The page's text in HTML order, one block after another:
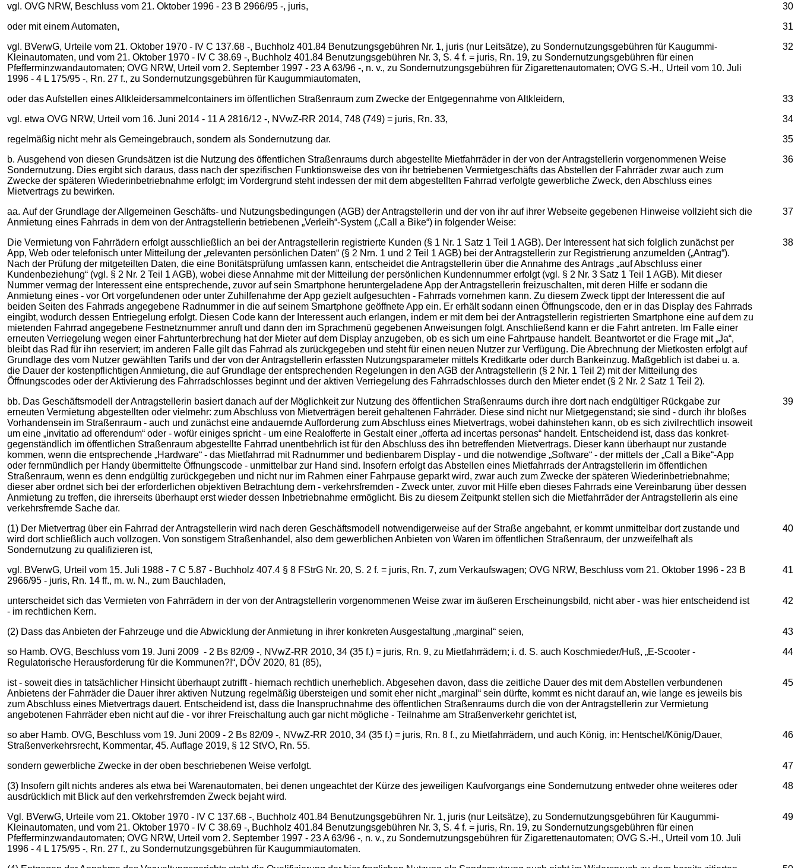
30
vgl. OVG NRW, Beschluss vom 21. Oktober 1996 ‑ 23 B 2966/95 -, juris,
31
oder mit einem Automaten,
32
vgl. BVerwG, Urteile vom 21. Oktober 1970 - IV C 137.68 -, Buchholz 401.84 Benutzungsgebühren Nr. 1, juris (nur Leitsätze), zu Sondernutzungsgebühren für Kaugummi-
Kleinautomaten, und vom 21. Oktober 1970 - IV C 38.69 -, Buchholz 401.84 Benutzungsgebühren Nr. 3, S. 4 f. = juris, Rn. 19, zu Sondernutzungsgebühren für einen
Pfefferminzwandautomaten; OVG NRW, Urteil vom 2. September 1997 ‑ 23 A 63/96 -, n. v., zu Sondernutzungsgebühren für Zigarettenautomaten; OVG S.-H., Urteil vom 10. Juli
1996 - 4 L 175/95 -, Rn. 27 f., zu Sondernutzungsgebühren für Kaugummiautomaten,
33
oder das Aufstellen eines Altkleidersammelcontainers im öffentlichen Straßenraum zum Zwecke der Entgegennahme von Altkleidern,
34
vgl. etwa OVG NRW, Urteil vom 16. Juni 2014 - 11 A 2816/12 -, NVwZ-RR 2014, 748 (749) = juris, Rn. 33,
35
regelmäßig nicht mehr als Gemeingebrauch, sondern als Sondernutzung dar.
36
b. Ausgehend von diesen Grundsätzen ist die Nutzung des öffentlichen Straßenraums durch abgestellte Mietfahrräder in der von der Antragstellerin vorgenommenen Weise
Sondernutzung. Dies ergibt sich daraus, dass nach der spezifischen Funktionsweise des von ihr betriebenen Vermietgeschäfts das Abstellen der Fahrräder zwar auch zum
Zwecke der späteren Wiederinbetriebnahme erfolgt; im Vordergrund steht indessen der mit dem abgestellten Fahrrad verfolgte gewerbliche Zweck, den Abschluss eines
Mietvertrags zu bewirken.
37
aa. Auf der Grundlage der Allgemeinen Geschäfts- und Nutzungsbedingungen (AGB) der Antragstellerin und der von ihr auf ihrer Webseite gegebenen Hinweise vollzieht sich die
Anmietung eines Fahrrads in dem von der Antragstellerin betriebenen „Verleih“-System („Call a Bike“) in folgender Weise:
38
Die Vermietung von Fahrrädern erfolgt ausschließlich an bei der Antragstellerin registrierte Kunden (§ 1 Nr. 1 Satz 1 Teil 1 AGB). Der Interessent hat sich folglich zunächst per
App, Web oder telefonisch unter Mitteilung der „relevanten persönlichen Daten“ (§ 2 Nrn. 1 und 2 Teil 1 AGB) bei der Antragstellerin zur Registrierung anzumelden („Antrag“).
Nach der Prüfung der mitgeteilten Daten, die eine Bonitätsprüfung umfassen kann, entscheidet die Antragstellerin über die Annahme des Antrags „auf Abschluss einer
Kundenbeziehung“ (vgl. § 2 Nr. 2 Teil 1 AGB), wobei diese Annahme mit der Mitteilung der persönlichen Kundennummer erfolgt (vgl. § 2 Nr. 3 Satz 1 Teil 1 AGB). Mit dieser
Nummer vermag der Interessent eine entsprechende, zuvor auf sein Smartphone heruntergeladene App der Antragstellerin freizuschalten, mit deren Hilfe er sodann die
Anmietung eines - vor Ort vorgefundenen oder unter Zuhilfenahme der App gezielt aufgesuchten - Fahrrads vornehmen kann. Zu diesem Zweck tippt der Interessent die auf
beiden Seiten des Fahrrads angegebene Radnummer in die auf seinem Smartphone geöffnete App ein. Er erhält sodann einen Öffnungscode, den er in das Display des Fahrrads
eingibt, wodurch dessen Entriegelung erfolgt. Diesen Code kann der Interessent auch erlangen, indem er mit dem bei der Antragstellerin registrierten Smartphone eine auf dem zu
mietenden Fahrrad angegebene Festnetznummer anruft und dann den im Sprachmenü gegebenen Anweisungen folgt. Anschließend kann er die Fahrt antreten. Im Falle einer
erneuten Verriegelung wegen einer Fahrtunterbrechung hat der Mieter auf dem Display anzugeben, ob es sich um eine Fahrtpause handelt. Beantwortet er die Frage mit „Ja“,
bleibt das Rad für ihn reserviert; im anderen Falle gilt das Fahrrad als zurückgegeben und steht für einen neuen Nutzer zur Verfügung. Die Abrechnung der Mietkosten erfolgt auf
Grundlage des vom Nutzer gewählten Tarifs und der von der Antragstellerin erfassten Nutzungsparameter mittels Kreditkarte oder durch Bankeinzug. Maßgeblich ist dabei u. a.
die Dauer der kostenpflichtigen Anmietung, die auf Grundlage der entsprechenden Regelungen in den AGB der Antragstellerin (§ 2 Nr. 1 Teil 2) mit der Mitteilung des
Öffnungscodes oder der Aktivierung des Fahrradschlosses beginnt und der aktiven Verriegelung des Fahrradschlosses durch den Mieter endet (§ 2 Nr. 2 Satz 1 Teil 2).
39
bb. Das Geschäftsmodell der Antragstellerin basiert danach auf der Möglichkeit zur Nutzung des öffentlichen Straßenraums durch ihre dort nach endgültiger Rückgabe zur
erneuten Vermietung abgestellten oder vielmehr: zum Abschluss von Mietverträgen bereit gehaltenen Fahrräder. Diese sind nicht nur Mietgegenstand; sie sind ‑ durch ihr bloßes
Vorhandensein im Straßenraum ‑ auch und zunächst eine andauernde Aufforderung zum Abschluss eines Mietvertrags, wobei dahinstehen kann, ob es sich zivilrechtlich insoweit
um eine „invitatio ad offerendum“ oder - wofür einiges spricht - um eine Realofferte in Gestalt einer „offerta ad incertas personas“ handelt. Entscheidend ist, dass das konkret-
gegenständlich im öffentlichen Straßenraum abgestellte Fahrrad unentbehrlich ist für den Abschluss des ihn betreffenden Mietvertrags. Dieser kann überhaupt nur zustande
kommen, wenn die entsprechende „Hardware“ - das Mietfahrrad mit Radnummer und bedienbarem Display - und die notwendige „Software“ - der mittels der „Call a Bike“-App
oder fernmündlich per Handy übermittelte Öffnungscode - unmittelbar zur Hand sind. Insofern erfolgt das Abstellen eines Mietfahrrads der Antragstellerin im öffentlichen
Straßenraum, wenn es denn endgültig zurückgegeben und nicht nur im Rahmen einer Fahrpause geparkt wird, zwar auch zum Zwecke der späteren Wiederinbetriebnahme;
dieser aber ordnet sich bei der erforderlichen objektiven Betrachtung dem - verkehrsfremden - Zweck unter, zuvor mit Hilfe eben dieses Fahrrads eine Vereinbarung über dessen
Anmietung zu treffen, die ihrerseits überhaupt erst wieder dessen Inbetriebnahme ermöglicht. Bis zu diesem Zeitpunkt stellen sich die Mietfahrräder der Antragstellerin als eine
verkehrsfremde Sache dar.
40
(1) Der Mietvertrag über ein Fahrrad der Antragstellerin wird nach deren Geschäftsmodell notwendigerweise auf der Straße angebahnt, er kommt unmittelbar dort zustande und
wird dort schließlich auch vollzogen. Von sonstigem Straßenhandel, also dem gewerblichen Anbieten von Waren im öffentlichen Straßenraum, der unzweifelhaft als
Sondernutzung zu qualifizieren ist,
41
vgl. BVerwG, Urteil vom 15. Juli 1988 - 7 C 5.87 - Buchholz 407.4 § 8 FStrG Nr. 20, S. 2 f. = juris, Rn. 7, zum Verkaufswagen; OVG NRW, Beschluss vom 21. Oktober 1996 - 23 B
2966/95 - juris, Rn. 14 ff., m. w. N., zum Bauchladen,
42
unterscheidet sich das Vermieten von Fahrrädern in der von der Antragstellerin vorgenommenen Weise zwar im äußeren Erscheinungsbild, nicht aber - was hier entscheidend ist
- im rechtlichen Kern.
43
(2) Dass das Anbieten der Fahrzeuge und die Abwicklung der Anmietung in ihrer konkreten Ausgestaltung „marginal“ seien,
44
so Hamb. OVG, Beschluss vom 19. Juni 2009 ‑ 2 Bs 82/09 -, NVwZ-RR 2010, 34 (35 f.) = juris, Rn. 9, zu Mietfahrrädern; i. d. S. auch Koschmieder/Huß, „E-Scooter -
Regulatorische Herausforderung für die Kommunen?!“, DÖV 2020, 81 (85),
45
ist - soweit dies in tatsächlicher Hinsicht überhaupt zutrifft - hiernach rechtlich unerheblich. Abgesehen davon, dass die zeitliche Dauer des mit dem Abstellen verbundenen
Anbietens der Fahrräder die Dauer ihrer aktiven Nutzung regelmäßig übersteigen und somit eher nicht „marginal“ sein dürfte, kommt es nicht darauf an, wie lange es jeweils bis
zum Abschluss eines Mietvertrags dauert. Entscheidend ist, dass die Inanspruchnahme des öffentlichen Straßenraums durch die von der Antragstellerin zur Vermietung
angebotenen Fahrräder eben nicht auf die - vor ihrer Freischaltung auch gar nicht mögliche - Teilnahme am Straßenverkehr gerichtet ist,
46
so aber Hamb. OVG, Beschluss vom 19. Juni 2009 ‑ 2 Bs 82/09 -, NVwZ-RR 2010, 34 (35 f.) = juris, Rn. 8 f., zu Mietfahrrädern, und auch König, in: Hentschel/König/Dauer,
Straßenverkehrsrecht, Kommentar, 45. Auflage 2019, § 12 StVO, Rn. 55.
47
sondern gewerbliche Zwecke in der oben beschriebenen Weise verfolgt.
48
(3) Insofern gilt nichts anderes als etwa bei Warenautomaten, bei denen ungeachtet der Kürze des jeweiligen Kaufvorgangs eine Sondernutzung entweder ohne weiteres oder
ausdrücklich mit Blick auf den verkehrsfremden Zweck bejaht wird.
49
Vgl. BVerwG, Urteile vom 21. Oktober 1970 - IV C 137.68 -, Buchholz 401.84 Benutzungsgebühren Nr. 1, juris (nur Leitsätze), zu Sondernutzungsgebühren für Kaugummi-
Kleinautomaten, und vom 21. Oktober 1970 - IV C 38.69 -, Buchholz 401.84 Benutzungsgebühren Nr. 3, S. 4 f. = juris, Rn. 19, zu Sondernutzungsgebühren für einen
Pfefferminzwandautomaten; OVG NRW, Urteil vom 2. September 1997 ‑ 23 A 63/96 -, n. v., zu Sondernutzungsgebühren für Zigarettenautomaten; OVG S.-H., Urteil vom 10. Juli
1996 - 4 L 175/95 -, Rn. 27 f., zu Sondernutzungsgebühren für Kaugummiautomaten.